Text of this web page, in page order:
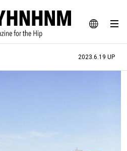
JA
EN
BLOG SNAP
チャー、ライフスタイルWEBマガジン
2023.6.19 UP